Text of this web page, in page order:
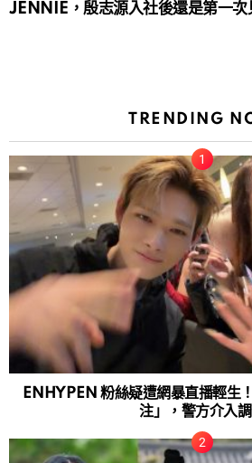
JENNIE，殷志源入社後還是第一次
TRENDING
ENHYPEN 粉絲疑遭網暴直播輕生
注」，警方介入